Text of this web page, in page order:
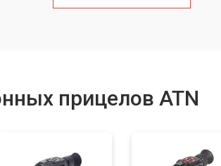
прицелов ATN